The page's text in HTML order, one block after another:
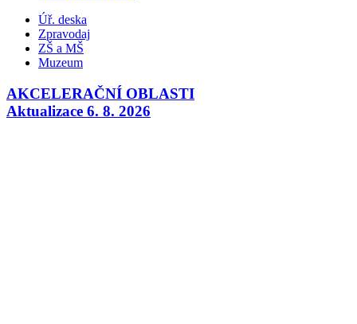
Úř. deska
Zpravodaj
ZŠ a MŠ
Muzeum
AKCELERAČNÍ OBLASTI
Aktualizace 6. 8. 2026